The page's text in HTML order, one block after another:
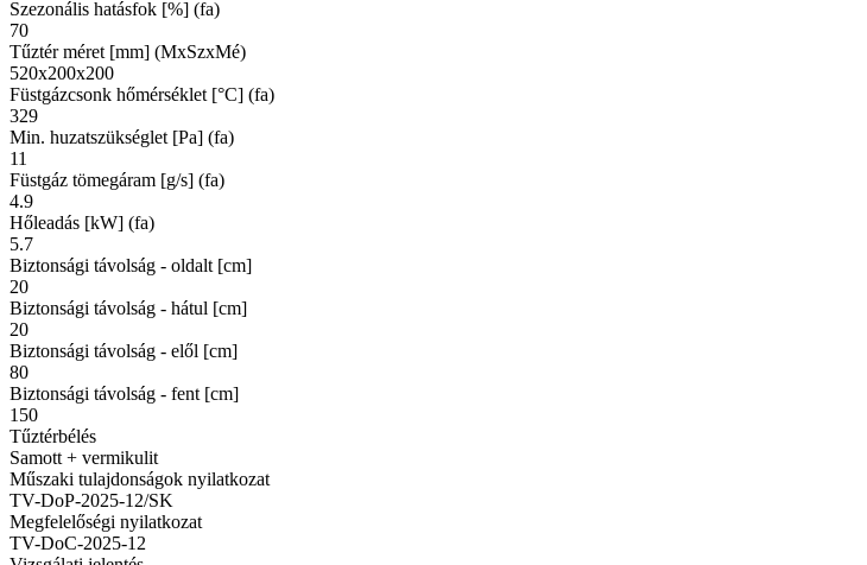
Szezonális hatásfok [%] (fa)
70
Tűztér méret [mm] (MxSzxMé)
520x200x200
Füstgázcsonk hőmérséklet [°C] (fa)
329
Min. huzatszükséglet [Pa] (fa)
11
Füstgáz tömegáram [g/s] (fa)
4.9
Hőleadás [kW] (fa)
5.7
Biztonsági távolság - oldalt [cm]
20
Biztonsági távolság - hátul [cm]
20
Biztonsági távolság - elől [cm]
80
Biztonsági távolság - fent [cm]
150
Tűztérbélés
Samott + vermikulit
Műszaki tulajdonságok nyilatkozat
TV-DoP-2025-12/SK
Megfelelőségi nyilatkozat
TV-DoC-2025-12